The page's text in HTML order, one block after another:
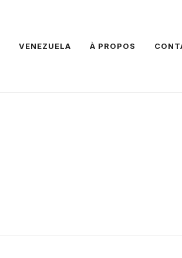
VENEZUELA À PROPOS